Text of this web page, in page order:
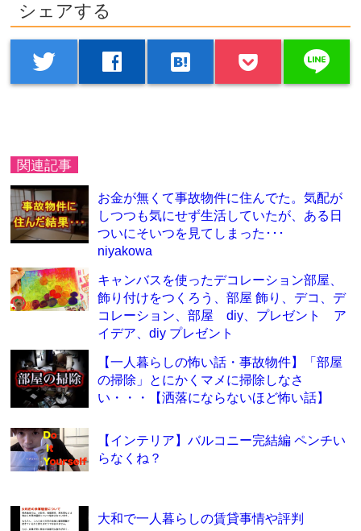
シェアする
twitter facebook hatenabookmark line
関連記事
お金が無くて事故物件に住んでた。気配が
しつつも気にせず生活していたが、ある日
ついにそいつを見てしまった･･･
niyakowa
キャンバスを使ったデコレーション部屋、
飾り付けをつくろう、部屋 飾り、デコ、デ
コレーション、部屋 diy、プレゼント ア
イデア、diy プレゼント
【一人暮らしの怖い話・事故物件】「部屋
の掃除」とにかくマメに掃除しなさ
い・・・【洒落にならないほど怖い話】
【インテリア】バルコニー完結編 ペンチい
らなくね？
大和で一人暮らしの賃貸事情や評判